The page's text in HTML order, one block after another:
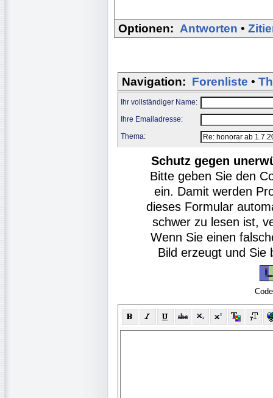
Optionen: Antworten •
Navigation: Forenliste •
Ihr vollständiger Name:
Ihre Emailadresse:
Thema:
Schutz gegen
Bitte geben Sie den
ein. Damit werden
dieses Formular
schwer zu lesen ist,
Wenn Sie einen
Bild erzeugt und Sie